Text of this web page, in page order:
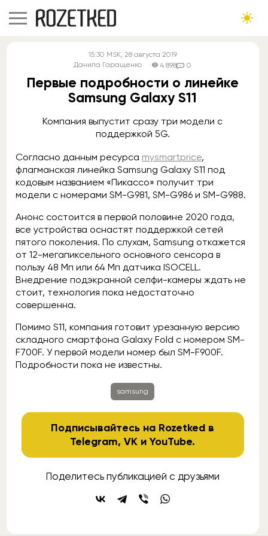
15:30 MSK, 28 августа 2019
Данила Гаращенко
4 898 0
Первые подробности о линейке
Samsung Galaxy S11
Компания выпустит сразу три модели с
поддержкой 5G.
Согласно данным ресурса mysmartprice,
флагманская линейка Samsung Galaxy S11 под
кодовым названием «Пикассо» получит три
модели с номерами SM-G981, SM-G986 и SM-G988.
Анонс состоится в первой половине 2020 года,
все устройства оснастят поддержкой сетей
пятого поколения. По слухам, Samsung откажется
от 12-мегапиксельного основного сенсора в
пользу 48 Мп или 64 Мп датчика ISOCELL.
Внедрение подэкранной селфи-камеры ждать не
стоит, технология пока недостаточно
совершенна.
Помимо S11, компания готовит урезанную версию
складного смартфона Galaxy Fold с номером SM-
F700F. У первой модели номер был SM-F900F.
Подробности пока не известны.
samsung
Подписывайтесь на Rozetked в
Telegram,VK иYouTube.
Поделитесь публикацией с друзьями